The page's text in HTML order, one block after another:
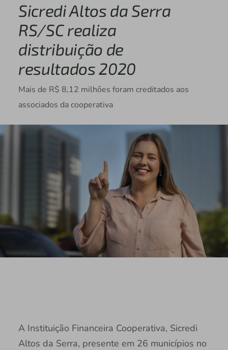
Sicredi Altos da Serra
RS/SC realiza
distribuição de
resultados 2020
Mais de R$ 8,12 milhões foram creditados aos
associados da cooperativa
A Instituição Financeira Cooperativa, Sicredi
Altos da Serra, presente em 26 municípios no